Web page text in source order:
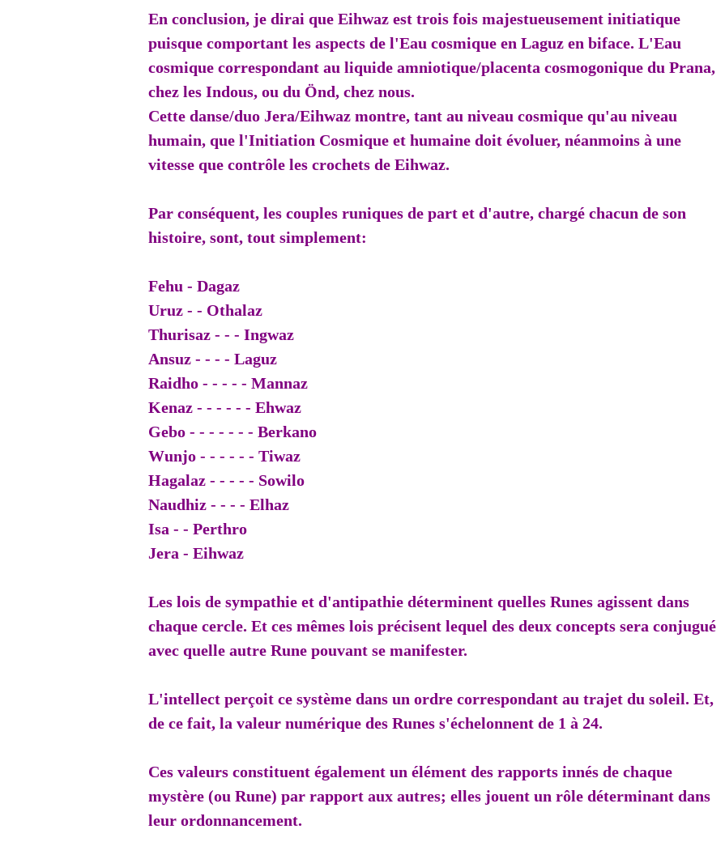
En conclusion, je dirai que Eihwaz est trois fois majestueusement initiatique
puisque comportant les aspects de l'Eau cosmique en Laguz en biface. L'Eau
cosmique correspondant au liquide amniotique/placenta cosmogonique du Prana,
chez les Indous, ou du Önd, chez nous.
Cette danse/duo Jera/Eihwaz montre, tant au niveau cosmique qu'au niveau
humain, que l'Initiation Cosmique et humaine doit évoluer, néanmoins à une
vitesse que contrôle les crochets de Eihwaz.
Par conséquent, les couples runiques de part et d'autre, chargé chacun de son
histoire, sont, tout simplement:
Fehu - Dagaz
Uruz - - Othalaz
Thurisaz - - - Ingwaz
Ansuz - - - - Laguz
Raidho - - - - - Mannaz
Kenaz - - - - - - Ehwaz
Gebo - - - - - - - Berkano
Wunjo - - - - - - Tiwaz
Hagalaz - - - - - Sowilo
Naudhiz - - - - Elhaz
Isa - - Perthro
Jera - Eihwaz
Les lois de sympathie et d'antipathie déterminent quelles Runes agissent dans
chaque cercle. Et ces mêmes lois précisent lequel des deux concepts sera conjugué
avec quelle autre Rune pouvant se manifester.
L'intellect perçoit ce système dans un ordre correspondant au trajet du soleil. Et,
de ce fait, la valeur numérique des Runes s'échelonnent de 1 à 24.
Ces valeurs constituent également un élément des rapports innés de chaque
mystère (ou Rune) par rapport aux autres; elles jouent un rôle déterminant dans
leur ordonnancement.